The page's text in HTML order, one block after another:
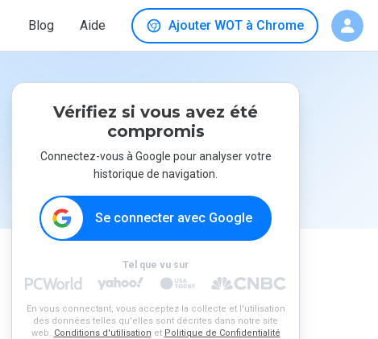
Blog Aide Ajouter WOT à Chrome
Vérifiez si vous avez été
compromis
Connectez-vous à Google pour analyser votre
historique de navigation.
Se connecter avec Google
Tel que vu sur
En vous connectant, vous acceptez la collecte et l'utilisation
des données telles qu'elles sont décrites dans notre site
web. Conditions d'utilisation et Politique de Confidentialité